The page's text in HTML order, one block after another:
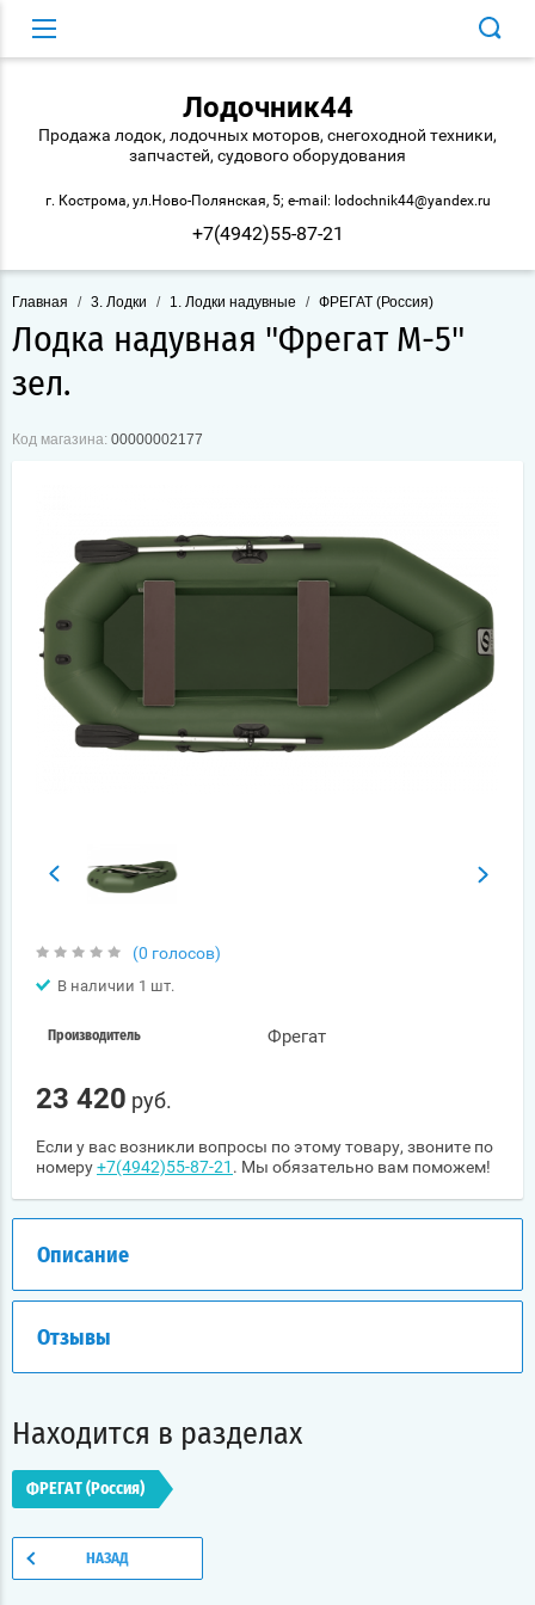
Лодочник44
Продажа лодок, лодочных моторов, снегоходной техники,
запчастей, судового оборудования
г. Кострома, ул.Ново-Полянская, 5; e-mail: lodochnik44@yandex.ru
+7(4942)55-87-21
Главная / 3. Лодки / 1. Лодки надувные / ФРЕГАТ (Россия)
Лодка надувная "Фрегат М-5"
зел.
Код магазина: 00000002177
(0 голосов)
В наличии 1 шт.
Производитель Фрегат
23 420 руб.
Если у вас возникли вопросы по этому товару, звоните по
номеру+7(4942)55-87-21 . Мы обязательно вам поможем!
Описание
Отзывы
Находится в разделах
ФРЕГАТ (Россия)
НАЗАД